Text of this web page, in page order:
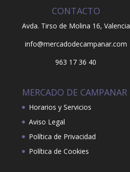
CONTACTO
Avda. Tirso de Molina 16, Valencia
info@mercadodecampanar.com
963 17 36 40
MERCADO DE CAMPANAR
Horarios y Servicios
Aviso Legal
Política de Privacidad
Política de Cookies